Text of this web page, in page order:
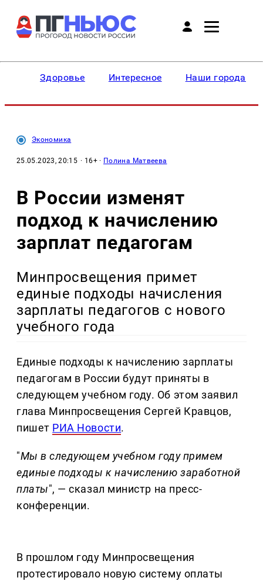
Здоровье Интересное Наши города
Экономика
25.05.2023, 20:15 · 16+ · Полина Матвеева
В России изменят
подход к начислению
зарплат педагогам
Минпросвещения примет
единые подходы начисления
зарплаты педагогов с нового
учебного года
Единые подходы к начислению зарплаты
педагогам в России будут приняты в
следующем учебном году. Об этом заявил
глава Минпросвещения Сергей Кравцов,
пишет РИА Новости.
"Мы в следующем учебном году примем
единые подходы к начислению заработной
платы", — сказал министр на пресс-
конференции.
В прошлом году Минпросвещения
протестировало новую систему оплаты